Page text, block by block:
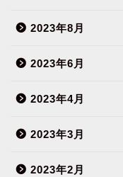
2023年8月
2023年6月
2023年4月
2023年3月
2023年2月